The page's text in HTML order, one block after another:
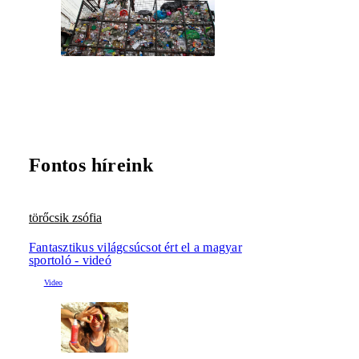
Fontos híreink
törőcsik zsófia
Fantasztikus világcsúcsot ért el a magyar
sportoló - videó